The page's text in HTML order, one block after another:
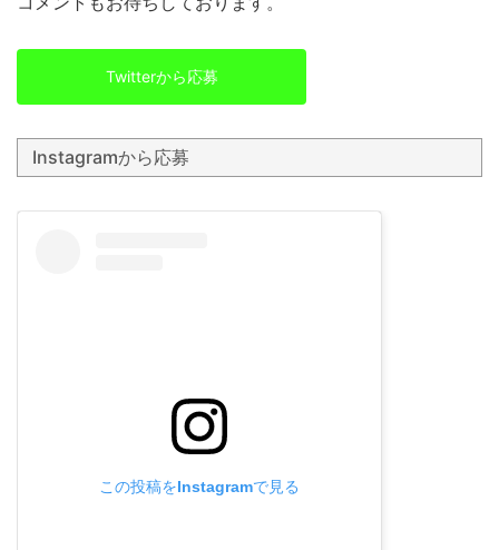
Twitterから応募
Instagramから応募
この投稿をInstagramで見る